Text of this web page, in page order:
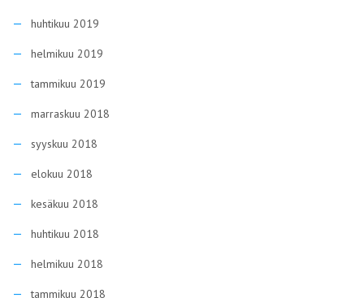
huhtikuu 2019
helmikuu 2019
tammikuu 2019
marraskuu 2018
syyskuu 2018
elokuu 2018
kesäkuu 2018
huhtikuu 2018
helmikuu 2018
tammikuu 2018